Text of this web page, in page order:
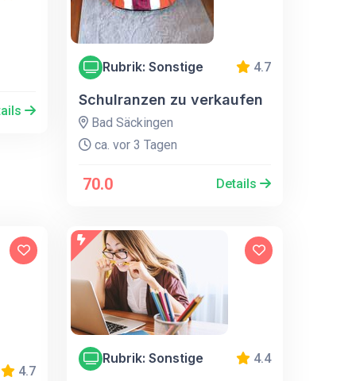
Rubrik: Sonstige 4.7
Schulranzen zu verkaufen
Bad Säckingen
ca. vor 3 Tagen
70.0 Details
4.7
Rubrik: Sonstige 4.4